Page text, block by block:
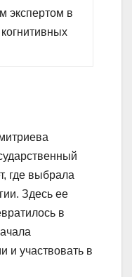
экспертом в
где выбрала
Здесь ее
в
и участвовать в